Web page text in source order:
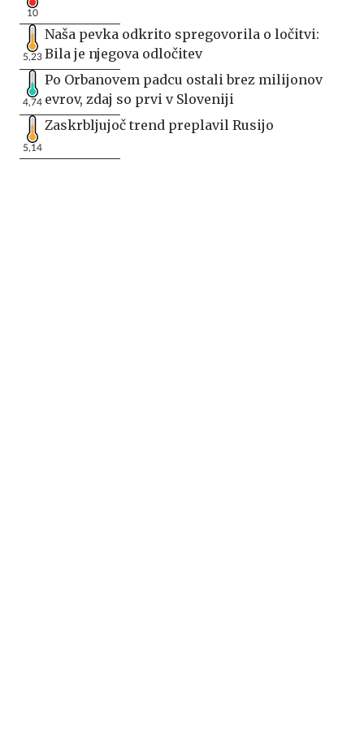
10
5,23
Naša pevka odkrito spregovorila o ločitvi:
Bila je njegova odločitev
4,74
Po Orbanovem padcu ostali brez milijonov
evrov, zdaj so prvi v Sloveniji
5,14
Zaskrbljujoč trend preplavil Rusijo